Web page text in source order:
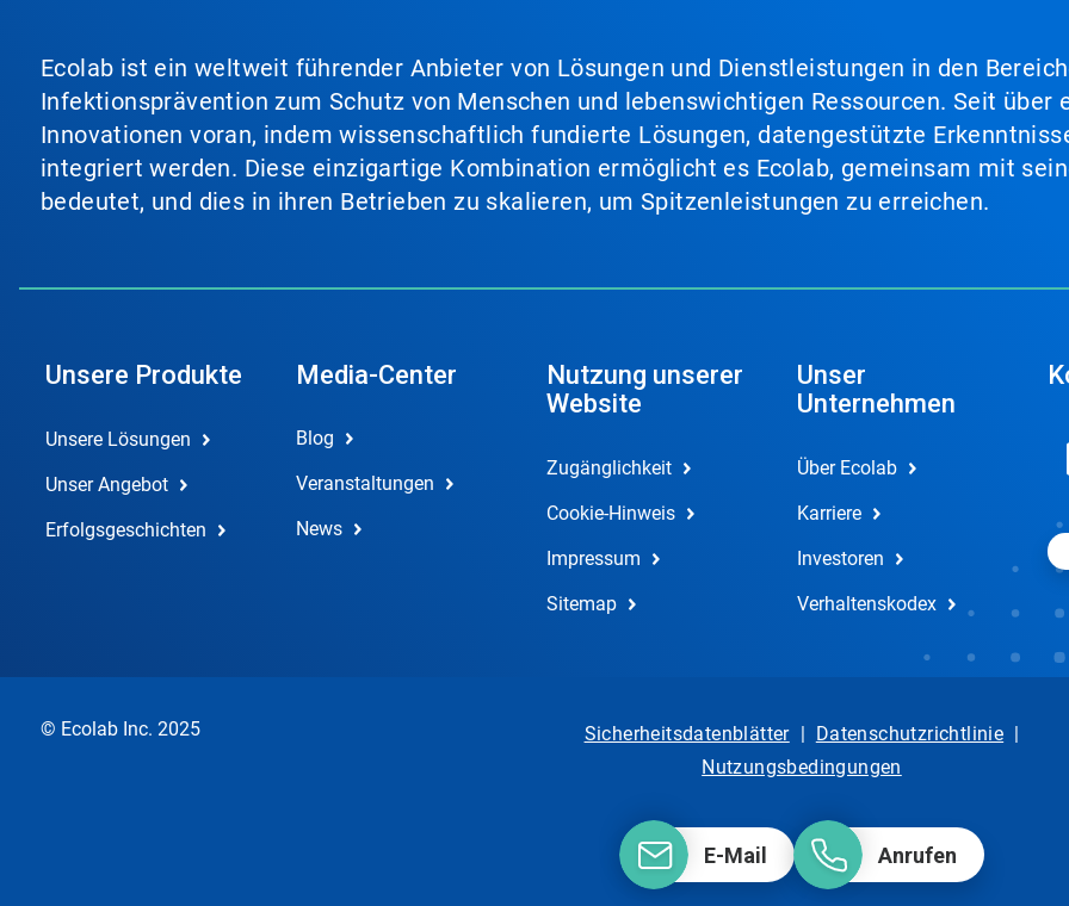
Ecolab ist ein weltweit führender Anbieter von Lösungen und Dienstleistungen in den
Infektionsprävention zum Schutz von Menschen und lebenswichtigen Ressourcen. Seit
Innovationen voran, indem wissenschaftlich fundierte Lösungen, datengestützte
integriert werden. Diese einzigartige Kombination ermöglicht es Ecolab, gemeinsam mit
bedeutet, und dies in ihren Betrieben zu skalieren, um Spitzenleistungen zu erreichen.
Unsere Produkte
Unsere Lösungen
Unser Angebot
Erfolgsgeschichten
Media-Center
Blog
Veranstaltungen
News
Nutzung unserer
Website
Zugänglichkeit
Cookie-Hinweis
Impressum
Sitemap
Unser
Unternehmen
Über Ecolab
Karriere
Investoren
Verhaltenskodex
E-Mail Anrufen
© Ecolab Inc. 2025 Sicherheitsdatenblätter| Datenschutzrichtlinie |
Nutzungsbedingungen